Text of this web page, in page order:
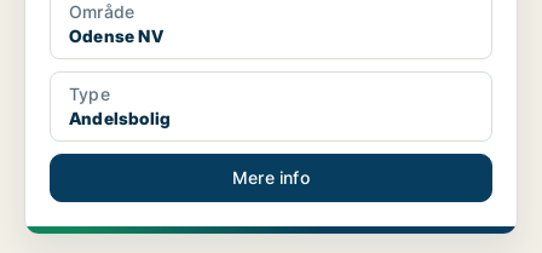
Område
Odense NV
Type
Andelsbolig
Mere info